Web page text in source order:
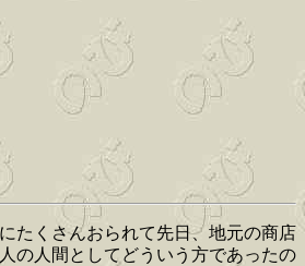
たくさんおられて先日、地元の商店
の人間としてどういう方であったの